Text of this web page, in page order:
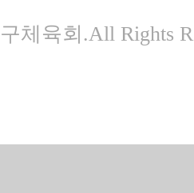
체육회.All Rights